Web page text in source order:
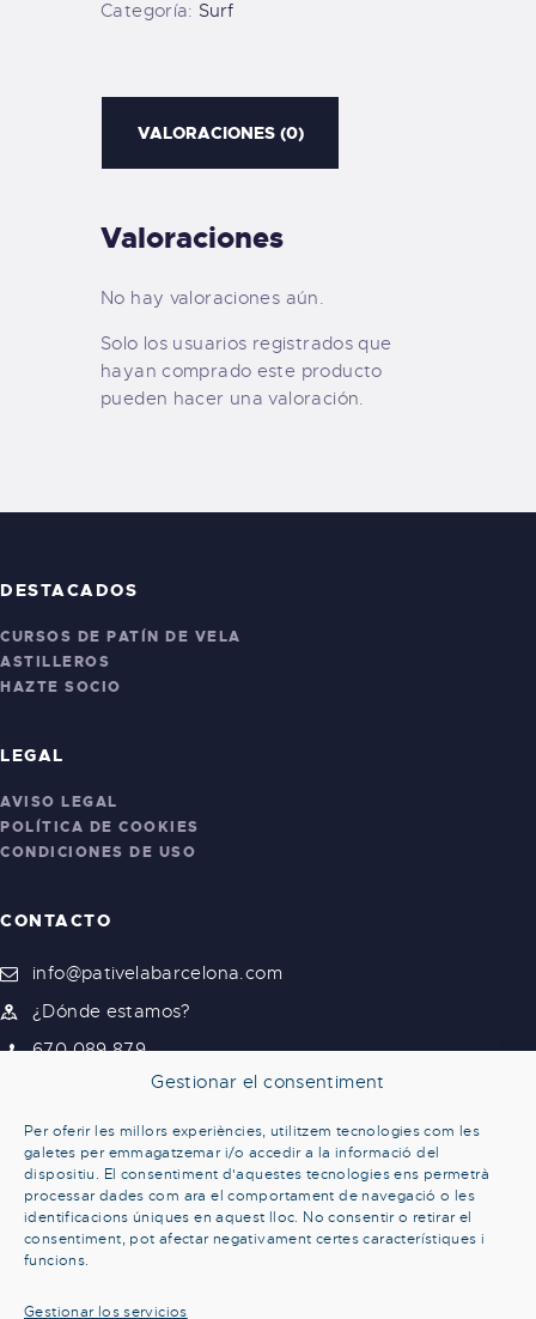
Gestionar el consentiment
Per oferir les millors experiències, utilitzem tecnologies com les
galetes per emmagatzemar i/o accedir a la informació del
dispositiu. El consentiment d'aquestes tecnologies ens permetrà
processar dades com ara el comportament de navegació o les
identificacions úniques en aquest lloc. No consentir o retirar el
consentiment, pot afectar negativament certes característiques i
funcions.
Gestionar los servicios
Categoría: Surf
VALORACIONES (0)
Valoraciones
No hay valoraciones aún.
Solo los usuarios registrados que
hayan comprado este producto
pueden hacer una valoración.
DESTACADOS
CURSOS DE PATÍN DE VELA
ASTILLEROS
HAZTE SOCIO
LEGAL
AVISO LEGAL
POLÍTICA DE COOKIES
CONDICIONES DE USO
CONTACTO
info@pativelabarcelona.com
¿Dónde estamos?
670 089 879